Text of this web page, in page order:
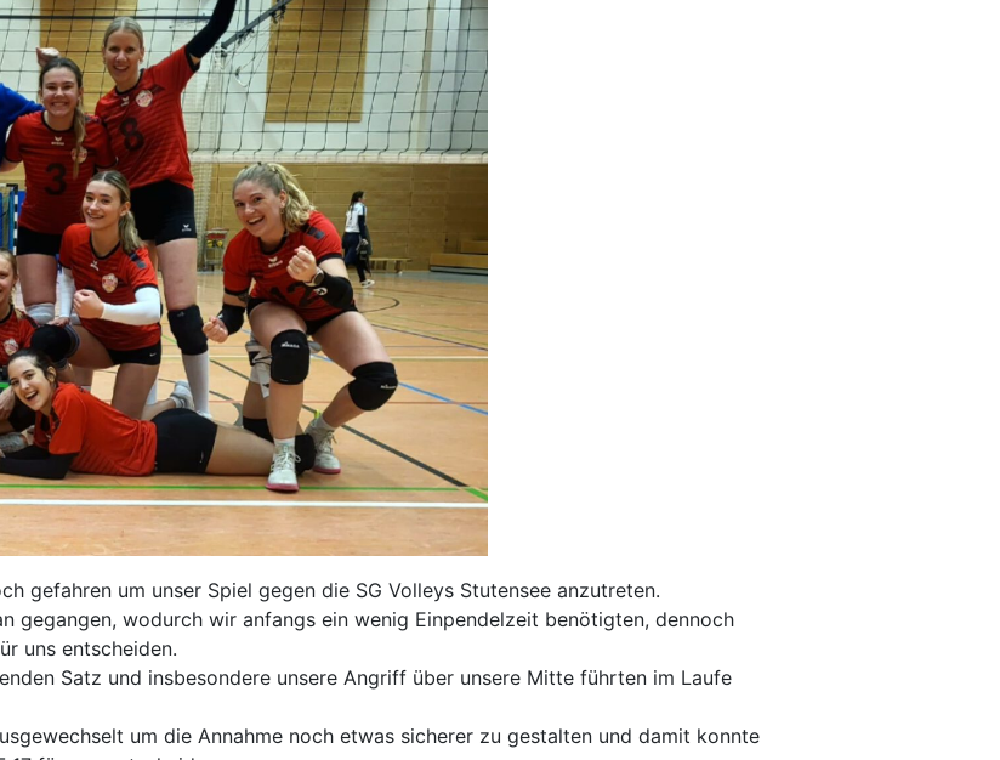
gefahren um unser Spiel gegen die SG Volleys Stutensee anzutreten.
gegangen, wodurch wir anfangs ein wenig Einpendelzeit benötigten, dennoch
uns entscheiden.
Satz und insbesondere unsere Angriff über unsere Mitte führten im Laufe
um die Annahme noch etwas sicherer zu gestalten und damit konnte